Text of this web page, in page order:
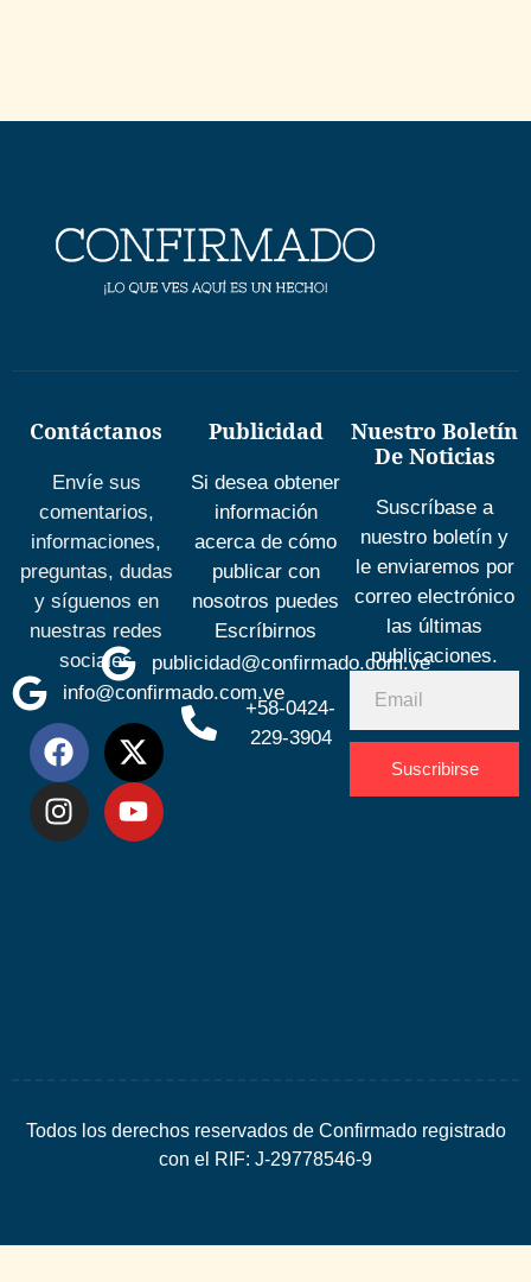
Contáctanos
Envíe sus
comentarios,
informaciones,
preguntas, dudas
y síguenos en
nuestras redes
sociales
info@confirmado.com.ve
Publicidad
Si desea obtener
información
acerca de cómo
publicar con
nosotros puedes
Escríbirnos
publicidad@confirmado.com.ve
+58-0424-
229-3904
Nuestro Boletín
De Noticias
Suscríbase a
nuestro boletín y
le enviaremos por
correo electrónico
las últimas
publicaciones.
Suscribirse
Todos los derechos reservados de Confirmado registrado
con el RIF: J-29778546-9